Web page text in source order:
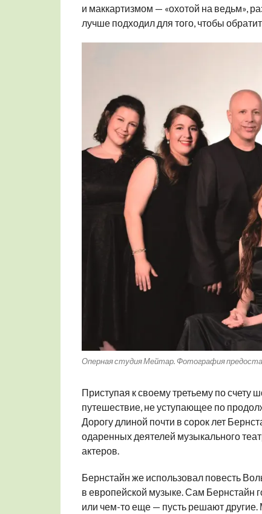
и маккартизмом — «охотой на ведьм»,
лучше подходил для того, чтобы
Оперная студия Мейтар. Фотография
Приступая к своему третьему по счету
путешествие, не уступающее по
Дорогу длиной почти в сорок лет
одаренных деятелей музыкального
актеров.
Бернстайн же использовал повесть
в европейской музыке. Сам Бернстайн
или чем-то еще — пусть решают другие.